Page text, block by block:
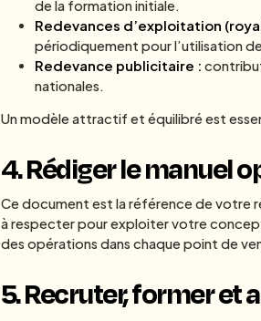
de la formation initiale.
Redevances d’exploitation
périodiquement pour l’utilisation
Redevance publicitaire :
nationales.
Un modèle attractif et équilibré est
4. Rédiger le manuel
Ce document est la référence de votre
à respecter pour exploiter votre
des opérations dans chaque point de
5. Recruter, former et